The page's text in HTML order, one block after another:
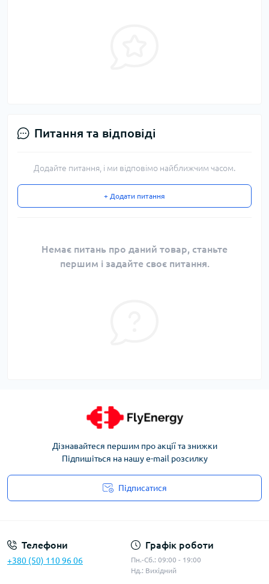
Питання та відповіді
Додайте питання, і ми відповімо найближчим часом.
+ Додати питання
Немає питань про даний товар, станьте
першим і задайте своє питання.
Дізнавайтеся першим про акції та знижки
Підпишіться на нашу e-mail розсилку
Підписатися
Телефони
+380 (50) 110 96 06
Графік роботи
Пн.-Сб.: 09:00 - 19:00
Нд.: Вихідний